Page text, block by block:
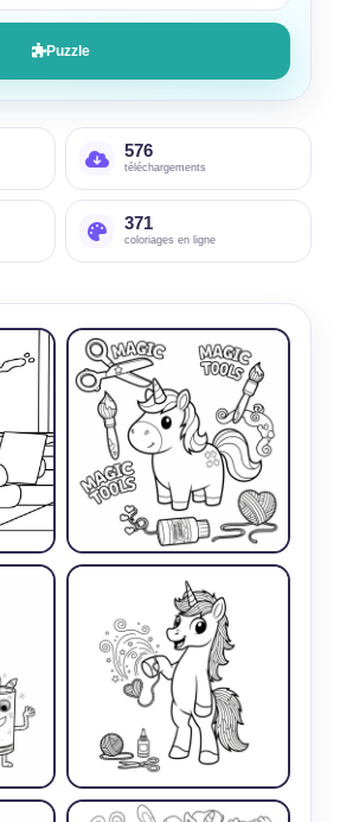
Puzzle
576
téléchargements
371
coloriages en ligne